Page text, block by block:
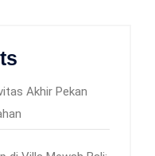
Akhir Pekan